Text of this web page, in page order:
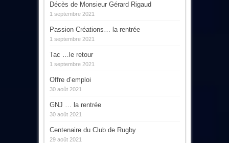
Décès de Monsieur Gérard Rigaud
1 septembre 2021
Passion Créations… la rentrée
1 septembre 2021
Tac …le retour
1 septembre 2021
Offre d’emploi
30 août 2021
GNJ … la rentrée
30 août 2021
Centenaire du Club de Rugby
29 août 2021